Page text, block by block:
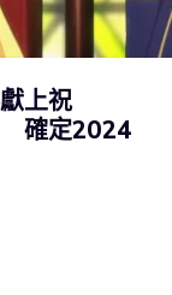
上祝
確定2024